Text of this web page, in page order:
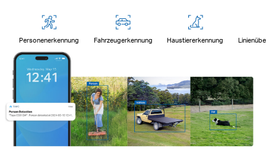
Personenerkennung Fahrzeugerkennung Haustiererkennung